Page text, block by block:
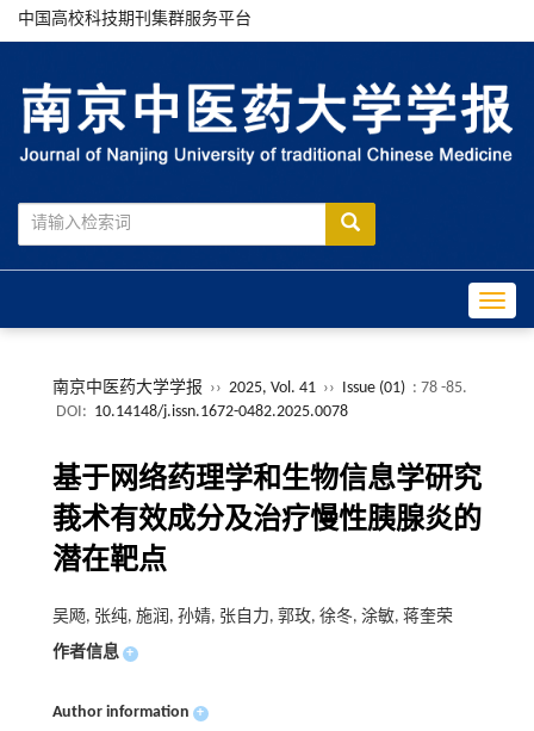
中国高校科技期刊集群服务平台
南京中医药大学学报 ›› 2025, Vol. 41 ›› Issue (01) : 78 -85.
DOI: 10.14148/j.issn.1672-0482.2025.0078
基于网络药理学和生物信息学研究
莪术有效成分及治疗慢性胰腺炎的
潜在靶点
吴飏, 张纯, 施润, 孙婧, 张自力, 郭玫, 徐冬, 涂敏, 蒋奎荣
作者信息 +
Author information +